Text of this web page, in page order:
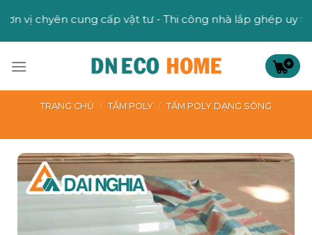
to
content
cung cấp vật tư - Thi công nhà lắp ghép uy tín
TRANG CHỦ / TẤM POLY / TẤM POLY DẠNG SÓNG